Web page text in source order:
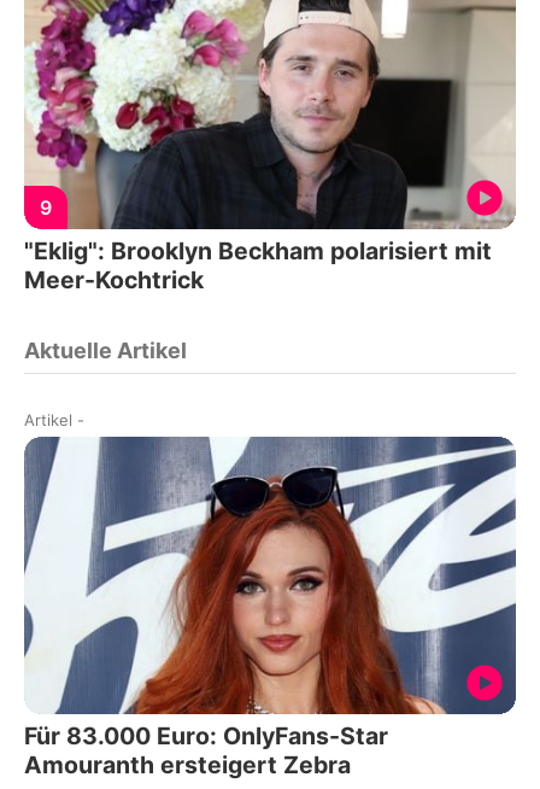
9
"Eklig": Brooklyn Beckham polarisiert mit
Meer-Kochtrick
Aktuelle Artikel
Artikel -
Für 83.000 Euro: OnlyFans-Star
Amouranth ersteigert Zebra